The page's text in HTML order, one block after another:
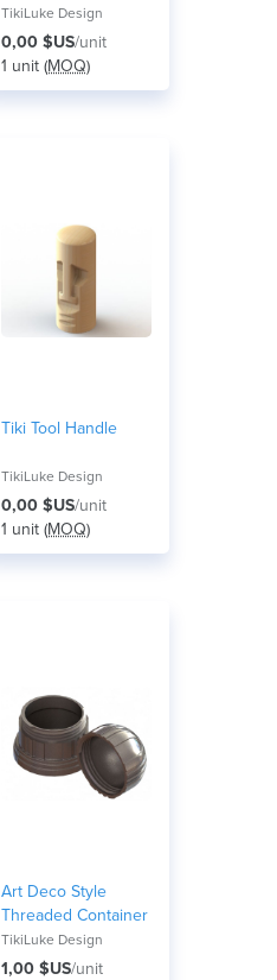
TikiLuke Design
0,00 $US/unit
1 unit (MOQ)
Tiki Tool Handle
TikiLuke Design
0,00 $US/unit
1 unit (MOQ)
Art Deco Style
Threaded Container
TikiLuke Design
1,00 $US/unit